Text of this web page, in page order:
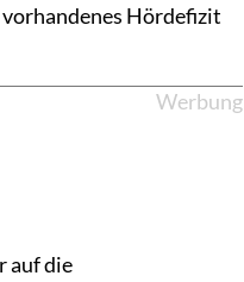
Hördefizit
Werbung
auf die